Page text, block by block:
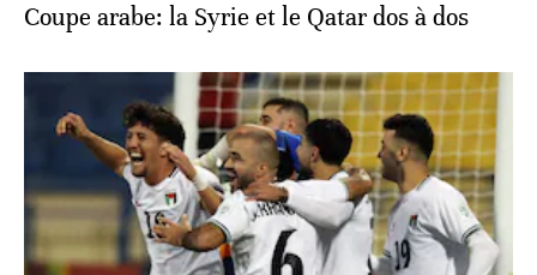
Coupe arabe: la Syrie et le Qatar dos à dos